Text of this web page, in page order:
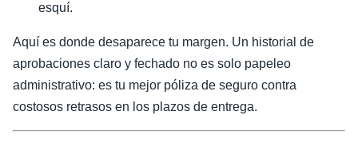
esquí.
Aquí es donde desaparece tu margen. Un historial de
aprobaciones claro y fechado no es solo papeleo
administrativo: es tu mejor póliza de seguro contra
costosos retrasos en los plazos de entrega.